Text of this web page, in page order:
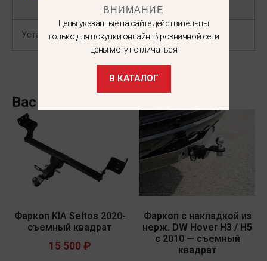
Установка коннектора Обязательно
Вас может заинтересовать
Фаркоп KIA Seltos 2020-
съемный квадрат
15 500 ₽
Фаркоп c накладкой из
нерж. DW Hover H3 / H5
с 2010 — съемный
квадрат
ВНИМАНИЕ
Цены указанные на сайте действительны
только для покупки онлайн. В розничной сети
цены могут отличаться
В КАТАЛОГ